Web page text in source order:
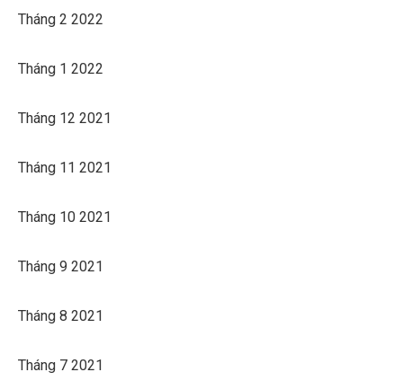
Tháng 2 2022
Tháng 1 2022
Tháng 12 2021
Tháng 11 2021
Tháng 10 2021
Tháng 9 2021
Tháng 8 2021
Tháng 7 2021